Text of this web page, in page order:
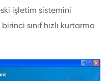
işletim sistemini
sınıf hızlı kurtarma